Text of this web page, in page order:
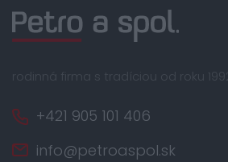
rodinná firma s tradíciou od roku 1992
+421 905 101 406
info@petroaspol.sk